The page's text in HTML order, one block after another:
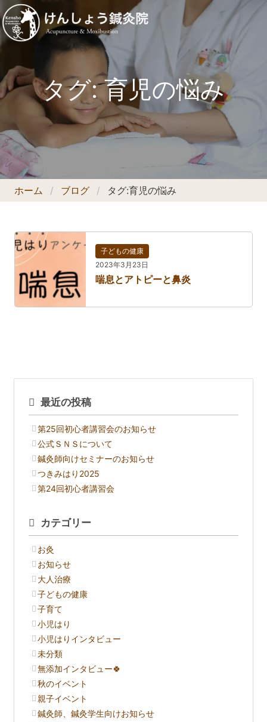
タグ:育児の悩み
ホーム ブログ タグ:育児の悩み
子どもの健康
2023年3月23日
喘息とアトピーと鼻炎
最近の投稿
第25回初心者講習会のお知らせ
公式ＳＮＳについて
鍼灸師向けセミナーのお知らせ
つきみはり2025
第24回初心者講習会
カテゴリー
お灸
お知らせ
大人治療
子どもの健康
子育て
小児はり
小児はりインタビュー
未分類
無添加インタビュー🍀
秋のイベント
親子イベント
鍼灸師、鍼灸学生向けお知らせ